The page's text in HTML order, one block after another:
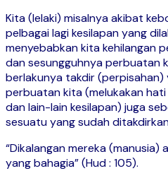
Kita (lelaki) misalnya akibat
pelbagai lagi kesilapan yang
menyebabkan kita kehilangan
dan sesungguhnya perbuatan
berlakunya takdir
perbuatan kita (melukakan
dan lain-lain kesilapan) juga
sesuatu yang sudah
“Dikalangan mereka (manusia)
yang bahagia” (Hud : 105).